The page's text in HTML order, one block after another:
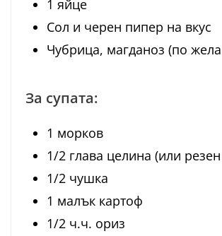
1 яйце
Сол и черен пипер на вкус
Чубрица, магданоз (по
За супата:
1 морков
1/2 глава целина (или
1/2 чушка
1 малък картоф
1/2 ч.ч. ориз